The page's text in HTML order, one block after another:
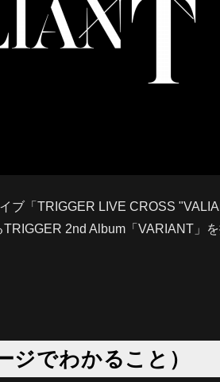
ブ「TRIGGER LIVE CROSS
2nd Album「VARIANT」
ジでわかること）